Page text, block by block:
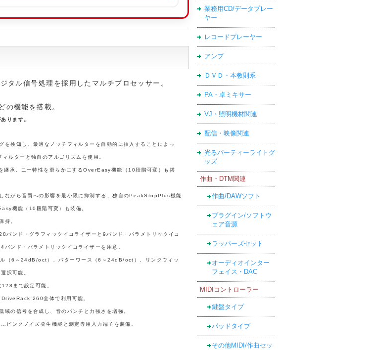
業務用CD/データプレー
ヤー
レコードプレーヤー
アンプ
ＤＶＤ・本教則系
PA・卓ミキサー
VJ・照明機材関連
配信・映像関連
光るパーティーライトグ
ッズ
作曲・DTM関連
作曲/DAWソフト
プラグイン/ソフトウ
ェア音源
ラッパーズセット
オーディオインター
フェイス・DAC
MIDIコントローラー
鍵盤タイプ
パッドタイプ
その他MIDI/作曲セッ
タル信号処理を採用したマルチプロセッサー。
の機能を搭載。
ります。
を検知し、最適なノッチフィルターを自動的に挿入することによっ
ルターと独自のアルゴリズムを使用。
継承。ニー特性を滑らかにするOverEasy機能（10段階可変）も搭
ながら音質への影響を最小限に抑制する、独自のPeakStopPlus機能
機能（10段階可変）も装備。
持。
バンド・グラフィックイコライザーと9バンド・パラメトリックイコ
バンド・パラメトリックイコライザーを用意。
（6～24dB/oct）、バターワース（6～24dB/oct）、リンクウィッ
択可能。
128まで設定可能。
260全体で利用可能。
域の信号を合成し、音のパンチと力強さを増強。
…ピンクノイズ発生機能と測定専用入力端子を装備。